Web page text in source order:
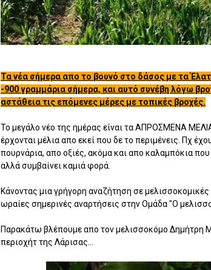
Τα νέα σήμερα απο το βουνό στο δάσος με τα
-900 γραμμάρια σήμερα, και αυτό συνέβη λόγω
αστάθεια τις επόμενες μέρες με τοπικές βροχές.
Το μεγάλο νέο της ημέρας είναι τα ΑΠΡΟΣΜΕΝΑ
έρχονται μέλια απο εκεί που δε το περιμένεις. Πχ
πουρνάρια, απο οξιές, ακόμα και απο καλαμπόκια
αλλά συμβαίνει καμιά φορά.
Κάνοντας μια γρήγορη αναζήτηση σε
ωραίες σημερινές αναρτήσεις στην Ομάδα "Ο
Παρακάτω βλέπουμε απο τον μελισσοκόμο Δημήτρη
περιοχήτ της Λάρισας...